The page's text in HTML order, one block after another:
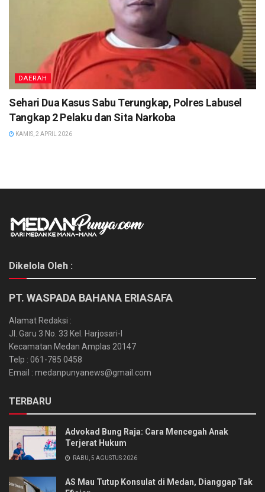
DAERAH
Sehari Dua Kasus Sabu Terungkap, Polres Labusel
Tangkap 2 Pelaku dan Sita Narkoba
KAMIS, 2 APRIL 2026
Dikelola Oleh :
PT. WASPADA BAHANA ERIASAFA
Alamat Redaksi :
Jl. Garu 3 No. 33 Kel. Harjosari-I
Kecamatan Medan Amplas 20147
Telp : 061-785 0458
Email : medanpunyanews@gmail.com
TERBARU
Advokad Bung Raja: Cara Mencegah Anak
Terjerat Hukum
RABU, 5 AGUSTUS 2026
AS Mau Tutup Konsulat di Medan, Dianggap Tak